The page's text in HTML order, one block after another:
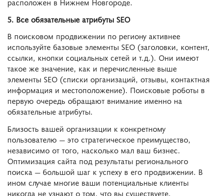
5. Все обязательные атрибуты SEO
В поисковом продвижении по региону активнее
используйте базовые элементы SEO (заголовки, контент,
ссылки, кнопки социальных сетей и т.д.). Они имеют
такое же значение, как и перечисленные выше
элементы SEO (списки организаций, отзывы, контактная
информация и местоположение). Поисковые роботы в
первую очередь обращают внимание именно на
обязательные атрибуты.
Близость вашей организации к конкретному
пользователю — это стратегическое преимущество,
независимо от того, насколько мал ваш бизнес.
Оптимизация сайта под результаты регионального
поиска — большой шаг к успеху в его продвижении. В
ином случае многие ваши потенциальные клиенты
никогда не узнают о том, что вы существуете.